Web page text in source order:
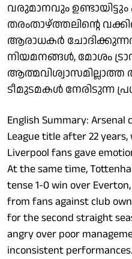
വരുമാനവും
തരംതാഴ്ത്തലിന്റെ
ആരാധകര്‍
നിയമനങ്ങള്‍, മോശം
ആത്മവിശ്വാസമില്ലാത്ത
ടീമുടമകള്‍ നേരിടുന്ന
English Summary:
League title after 22
Liverpool fans gave
At the same time,
tense 1-0 win over
from fans against club
for the second straight
angry over poor
inconsistent performances.